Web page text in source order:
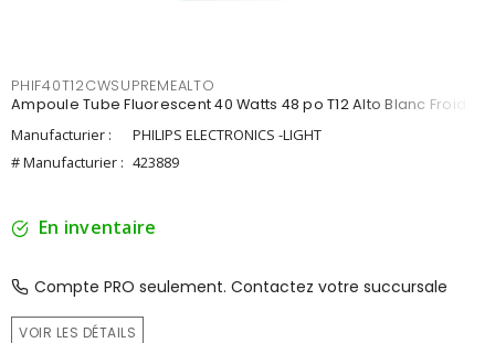
PHIF40T12CWSUPREMEALTO
Ampoule Tube Fluorescent 40 Watts 48 po T12 Alto Blanc Froid
Manufacturier :
PHILIPS ELECTRONICS -LIGHT
# Manufacturier : 423889
En inventaire
Compte PRO seulement. Contactez votre succursale
VOIR LES DÉTAILS